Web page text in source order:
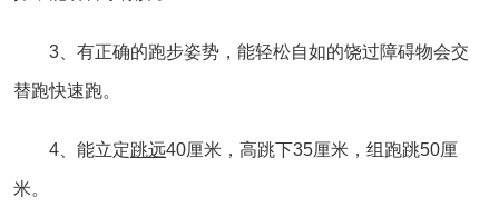
3、有正确的跑步姿势，能轻松自如的饶过障碍物会交
替跑快速跑。
4、能立定跳远40厘米，高跳下35厘米，组跑跳50厘
米。